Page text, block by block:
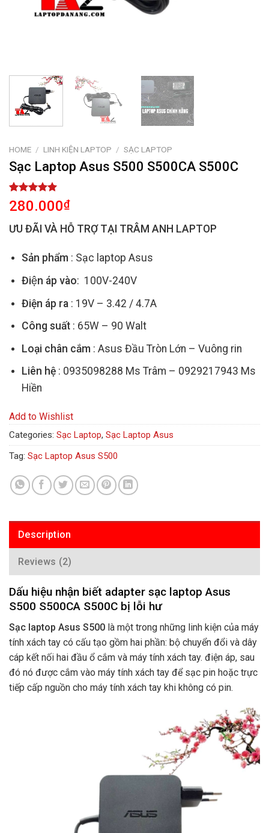
HOME / LINH KIỆN LAPTOP / SẠC LAPTOP
Sạc Laptop Asus S500 S500CA S500C
Rated
5.00
out of 5
based on
2
customer
280.000₫
ƯU ĐÃI VÀ HỖ TRỢ TẠI TRÂM ANH LAPTOP
Sản phẩm : Sạc laptop Asus
Điện áp vào: 100V-240V
Điện áp ra: 19V – 3.42 / 4.7A
Công suất: 65W – 90 Walt
Loại chân cắm : Asus Đầu Tròn Lớn – Vuông rin
Liên hệ: 0935098288 Ms Trâm – 0929217943 Ms
Hiền
Add to Wishlist
Categories: Sạc Laptop, Sạc Laptop Asus
Tag: Sạc Laptop Asus S500
Description
Reviews (2)
Dấu hiệu nhận biết adapter sạc laptop Asus
S500 S500CA S500C bị lỗi hư
Sạc laptop Asus S500 là một trong những linh kiện của máy
tính xách tay có cấu tạo gồm hai phần: bộ chuyển đổi và dây
cáp kết nối hai đầu ổ cắm và máy tính xách tay. điện áp, sau
đó nó được cắm vào máy tính xách tay để sạc pin hoặc trực
tiếp cấp nguồn cho máy tính xách tay khi không có pin.